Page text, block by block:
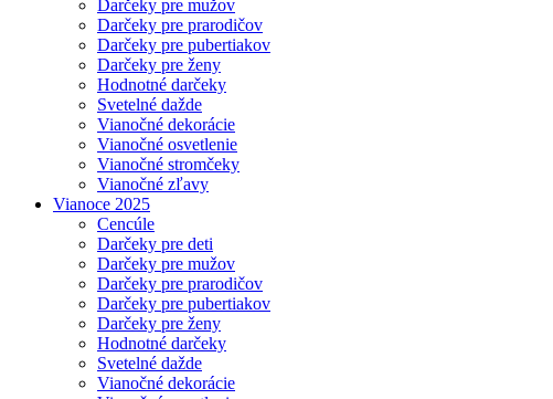
Darčeky pre mužov
Darčeky pre prarodičov
Darčeky pre pubertiakov
Darčeky pre ženy
Hodnotné darčeky
Svetelné dažde
Vianočné dekorácie
Vianočné osvetlenie
Vianočné stromčeky
Vianočné zľavy
Vianoce 2025
Cencúle
Darčeky pre deti
Darčeky pre mužov
Darčeky pre prarodičov
Darčeky pre pubertiakov
Darčeky pre ženy
Hodnotné darčeky
Svetelné dažde
Vianočné dekorácie